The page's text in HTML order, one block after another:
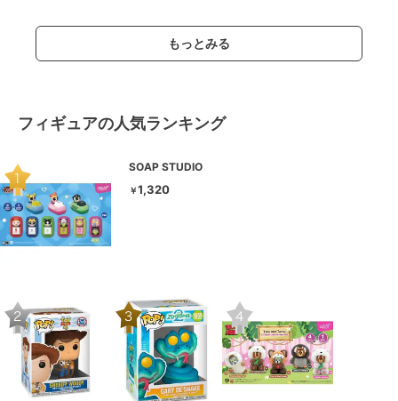
もっとみる
フィギュアの人気ランキング
SOAP STUDIO
￥1,320